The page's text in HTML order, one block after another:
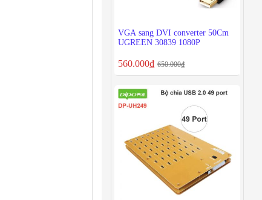
VGA sang DVI converter 50Cm
UGREEN 30839 1080P
560.000₫ 650.000₫